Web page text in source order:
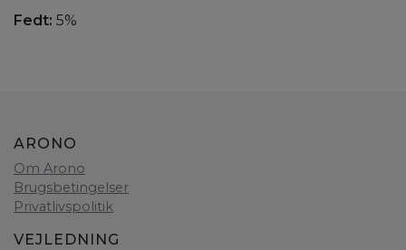
Fedt: 5%
ARONO
Om Arono
Brugsbetingelser
Privatlivspolitik
VEJLEDNING